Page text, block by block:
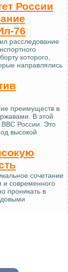
России
76
расследование
которого,
направлялись
преимуществ в
В этой
России. Это
высокой
сочетание
и современного
проникать в